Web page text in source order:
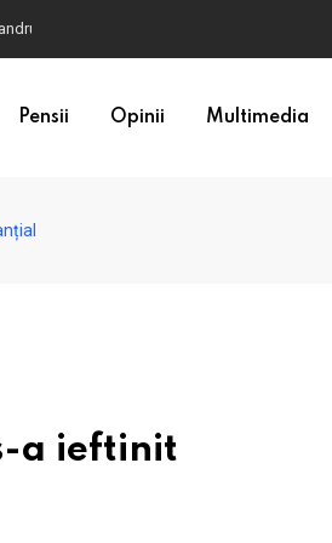
cele de 50 de euro, cele din Bulgaria au
Pensii Opinii Multimedia
a ieftinit